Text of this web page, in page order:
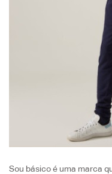
Sou básico é uma marca